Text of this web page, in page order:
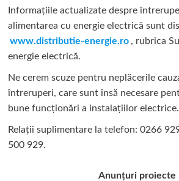
Informațiile actualizate despre
alimentarea cu energie electrică sunt
www.distributie-energie.ro , rubrica
energie electrică.
Ne cerem scuze pentru neplăcerile
întreruperi, care sunt însă necesare
bune funcționări a instalațiilor electrice.
Relații suplimentare la tel efon: 0266
500 929.
Anunțuri proiecte